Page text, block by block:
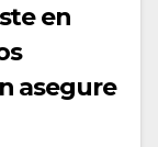
en
asegure